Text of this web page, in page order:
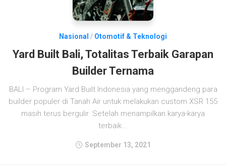
Nasional / Otomotif & Teknologi
Yard Built Bali, Totalitas Terbaik Garapan
Builder Ternama
BALI – Program Yard Built Indonesia yang menggandeng para
builder populer di Tanah Air untuk melakukan custom XSR 155
masih terus bergulir. Setelah menampilkan karya-karya
terbaik...
September 13, 2021